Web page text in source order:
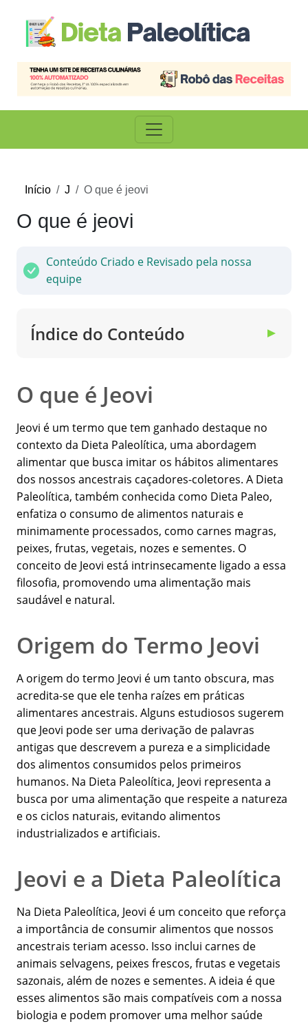
Início J O que é jeovi
O que é jeovi
Conteúdo Criado e Revisado pela nossa
equipe
Índice do Conteúdo ▼
O que é Jeovi
Jeovi é um termo que tem ganhado destaque no
contexto da Dieta Paleolítica, uma abordagem
alimentar que busca imitar os hábitos alimentares
dos nossos ancestrais caçadores-coletores. A Dieta
Paleolítica, também conhecida como Dieta Paleo,
enfatiza o consumo de alimentos naturais e
minimamente processados, como carnes magras,
peixes, frutas, vegetais, nozes e sementes. O
conceito de Jeovi está intrinsecamente ligado a essa
filosofia, promovendo uma alimentação mais
saudável e natural.
Origem do Termo Jeovi
A origem do termo Jeovi é um tanto obscura, mas
acredita-se que ele tenha raízes em práticas
alimentares ancestrais. Alguns estudiosos sugerem
que Jeovi pode ser uma derivação de palavras
antigas que descrevem a pureza e a simplicidade
dos alimentos consumidos pelos primeiros
humanos. Na Dieta Paleolítica, Jeovi representa a
busca por uma alimentação que respeite a natureza
e os ciclos naturais, evitando alimentos
industrializados e artificiais.
Jeovi e a Dieta Paleolítica
Na Dieta Paleolítica, Jeovi é um conceito que reforça
a importância de consumir alimentos que nossos
ancestrais teriam acesso. Isso inclui carnes de
animais selvagens, peixes frescos, frutas e vegetais
sazonais, além de nozes e sementes. A ideia é que
esses alimentos são mais compatíveis com a nossa
biologia e podem promover uma melhor saúde